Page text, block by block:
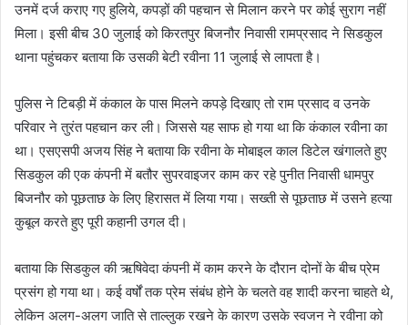
उनमें दर्ज कराए गए हुलिये, कपड़ों की पहचान से मिलान करने पर कोई सुराग नहीं
मिला। इसी बीच 30 जुलाई को किरतपुर बिजनौर निवासी रामप्रसाद ने सिडकुल
थाना पहुंचकर बताया कि उसकी बेटी रवीना 11 जुलाई से लापता है।
पुलिस ने टिबड़ी में कंकाल के पास मिलने कपड़े दिखाए तो राम प्रसाद व उनके
परिवार ने तुरंत पहचान कर ली। जिससे यह साफ हो गया था कि कंकाल रवीना का
था। एसएसपी अजय सिंह ने बताया कि रवीना के मोबाइल काल डिटेल खंगालते हुए
सिडकुल की एक कंपनी में बतौर सुपरवाइजर काम कर रहे पुनीत निवासी धामपुर
बिजनौर को पूछताछ के लिए हिरासत में लिया गया। सख्ती से पूछताछ में उसने हत्या
कुबूल करते हुए पूरी कहानी उगल दी।
बताया कि सिडकुल की ऋषिवेदा कंपनी में काम करने के दौरान दोनों के बीच प्रेम
प्रसंग हो गया था। कई वर्षों तक प्रेम संबंध होने के चलते वह शादी करना चाहते थे,
लेकिन अलग-अलग जाति से ताल्लुक रखने के कारण उसके स्वजन ने रवीना को